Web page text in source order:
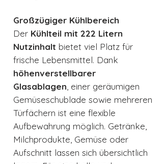
Großzügiger Kühlbereich
Der Kühlteil mit 222 Litern
Nutzinhalt bietet viel Platz für
frische Lebensmittel. Dank
höhenverstellbarer
Glasablagen, einer geräumigen
Gemüseschublade sowie mehreren
Türfächern ist eine flexible
Aufbewahrung möglich. Getränke,
Milchprodukte, Gemüse oder
Aufschnitt lassen sich übersichtlich